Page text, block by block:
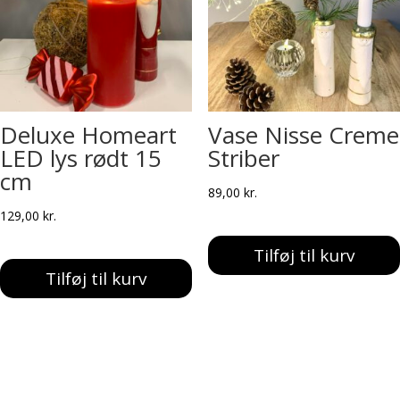
Deluxe Homeart
LED lys rødt 15
cm
129,00 kr.
Tilføj til kurv
Vase Nisse Creme
Striber
89,00 kr.
Tilføj til kurv